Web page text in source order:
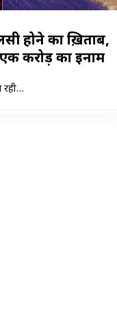
होने का ख़िताब,
करोड़ का इनाम